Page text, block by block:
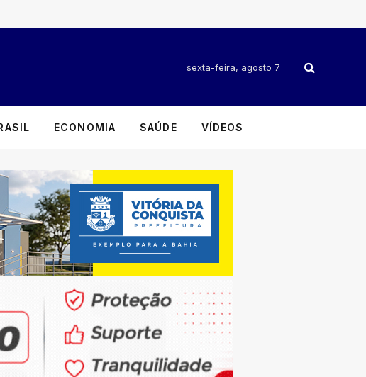
sexta-feira, agosto 7
ECONOMIA SAÚDE VÍDEOS